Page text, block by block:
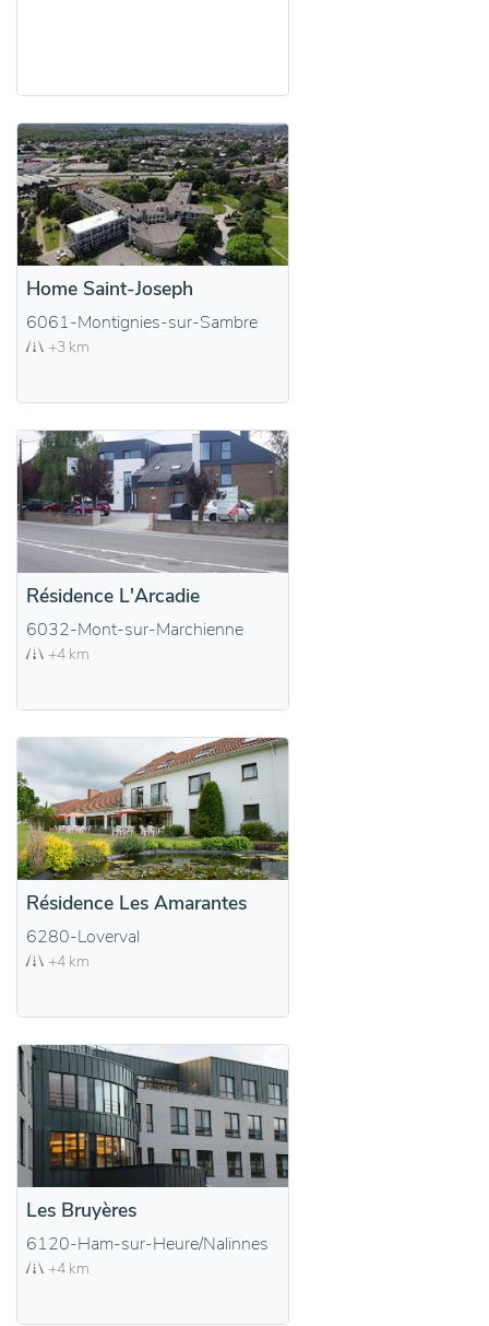
Home Saint-Joseph
6061-Montignies-sur-Sambre
+3 km
Résidence L'Arcadie
6032-Mont-sur-Marchienne
+4 km
Résidence Les Amarantes
6280-Loverval
+4 km
Les Bruyères
6120-Ham-sur-Heure/Nalinnes
+4 km